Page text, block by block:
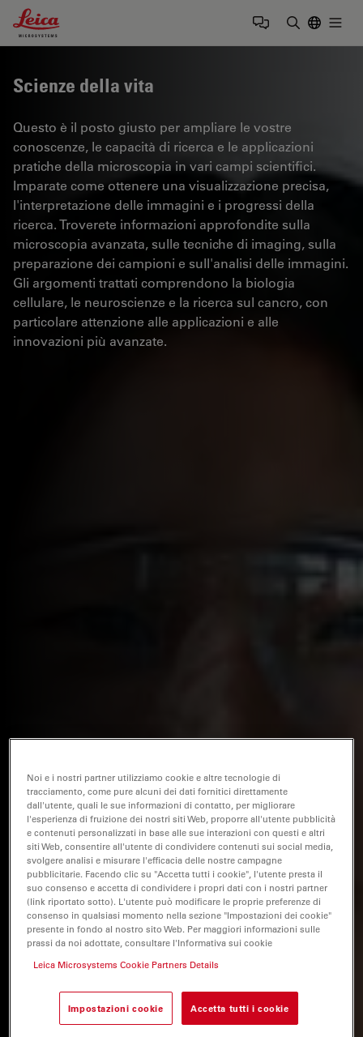
Leica Microsystems Logo
Scienze della vita
Questo è il posto giusto per ampliare le vostre
conoscenze, le capacità di ricerca e le applicazioni
pratiche della microscopia in vari campi scientifici.
Imparate come ottenere una visualizzazione precisa,
l'interpretazione delle immagini e i progressi della
ricerca. Troverete informazioni approfondite sulla
microscopia avanzata, sulle tecniche di imaging, sulla
preparazione dei campioni e sull'analisi delle immagini.
Gli argomenti trattati comprendono la biologia
cellulare, le neuroscienze e la ricerca sul cancro, con
particolare attenzione alle applicazioni e alle
innovazioni più avanzate.
Noi e i nostri partner utilizziamo cookie e altre tecnologie di
tracciamento, come pure alcuni dei dati fornitici direttamente
dall'utente, quali le sue informazioni di contatto, per migliorare
l'esperienza di fruizione dei nostri siti Web, proporre all'utente pubblicità
e contenuti personalizzati in base alle sue interazioni con questi e altri
siti Web, consentire all'utente di condividere contenuti sui social media,
svolgere analisi e misurare l'efficacia delle nostre campagne
pubblicitarie. Facendo clic su "Accetta tutti i cookie", l'utente presta il
suo consenso e accetta di condividere i propri dati con i nostri partner
(link riportato sotto). L'utente può modificare le proprie preferenze di
consenso in qualsiasi momento nella sezione "Impostazioni dei cookie"
presente in fondo al nostro sito Web. Per maggiori informazioni sulle
prassi da noi adottate, consultare l'Informativa sui cookie
Leica Microsystems Cookie Partners Details
Impostazioni cookie Accetta tutti i cookie